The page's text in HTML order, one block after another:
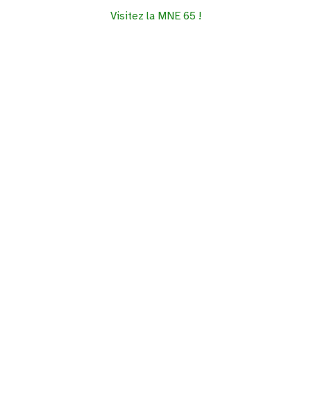
Visitez la MNE 65 !